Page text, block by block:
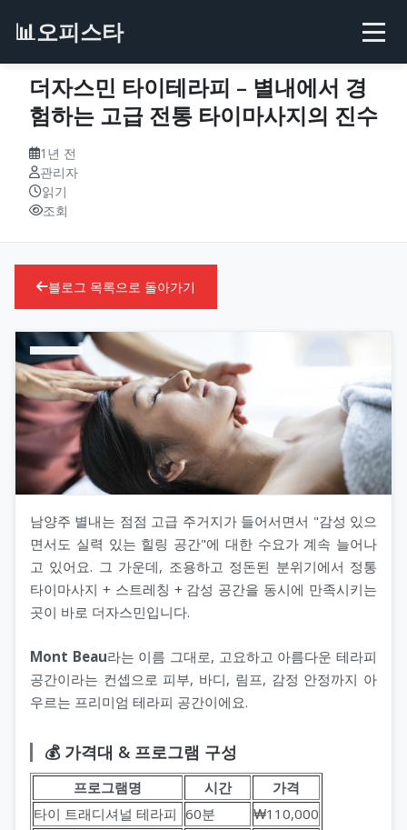
📊오피스타
더자스민 타이테라피 – 별내에서 경
험하는 고급 전통 타이마사지의 진수
1년 전
관리자
읽기
조회
블로그 목록으로 돌아가기
남양주 별내는 점점 고급 주거지가 들어서면서 "감성 있으
면서도 실력 있는 힐링 공간"에 대한 수요가 계속 늘어나
고 있어요. 그 가운데, 조용하고 정돈된 분위기에서 정통
타이마사지 + 스트레칭 + 감성 공간을 동시에 만족시키는
곳이 바로 더자스민입니다.
Mont Beau라는 이름 그대로, 고요하고 아름다운 테라피
공간이라는 컨셉으로 피부, 바디, 림프, 감정 안정까지 아
우르는 프리미엄 테라피 공간이에요.
💰 가격대 & 프로그램 구성
프로그램명 시간
가격
타이 트래디셔널 테라피 60분
₩110,000